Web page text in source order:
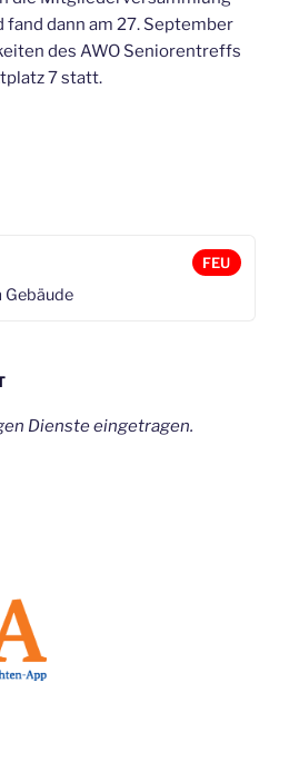
dann am 27. September
des AWO Seniorentreffs
7 statt.
FEU
Gebäude
Dienste eingetragen.